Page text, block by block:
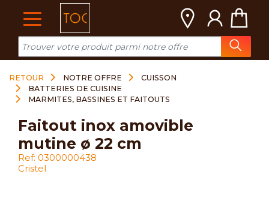
RETOUR NOTRE OFFRE
CUISSON
BATTERIES DE CUISINE
MARMITES, BASSINES ET FAITOUTS
faitout inox amovible
mutine ø 22 cm
Ref: 0300000438
Cristel
Cookies management panel